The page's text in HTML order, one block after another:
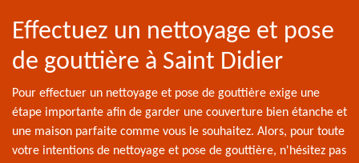
Effectuez un nettoyage et pose
de gouttière à Saint Didier
Pour effectuer un nettoyage et pose de gouttière exige une
étape importante afin de garder une couverture bien étanche et
une maison parfaite comme vous le souhaitez. Alors, pour toute
votre intentions de nettoyage et pose de gouttière, n'hésitez pas